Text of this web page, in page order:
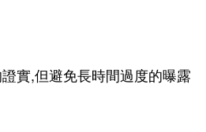
實,但避免長時間過度的曝露